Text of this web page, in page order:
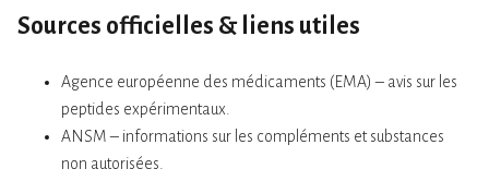
Sources officielles & liens utiles
Agence européenne des médicaments (EMA) – avis sur les
peptides expérimentaux.
ANSM – informations sur les compléments et substances
non autorisées.